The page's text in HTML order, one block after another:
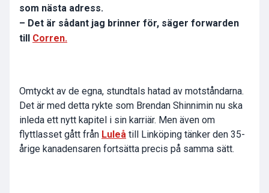
som nästa adress.
– Det är sådant jag brinner för, säger forwarden
till Corren.
Omtyckt av de egna, stundtals hatad av motståndarna.
Det är med detta rykte som Brendan Shinnimin nu ska
inleda ett nytt kapitel i sin karriär. Men även om
flyttlasset gått från Luleå till Linköping tänker den 35-
årige kanadensaren fortsätta precis på samma sätt.